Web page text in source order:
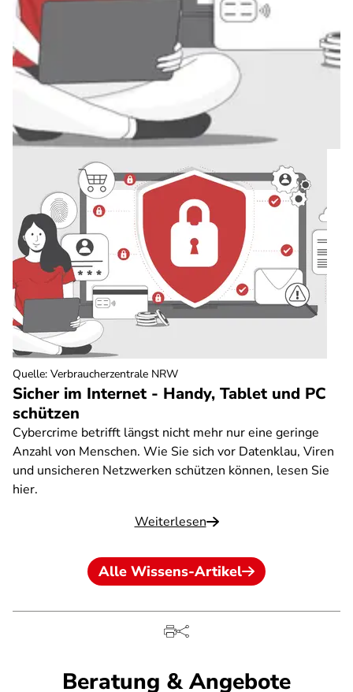
Sicher im Internet - Handy, Tablet und PC
schützen
Cybercrime betrifft längst nicht mehr nur eine geringe
Anzahl von Menschen. Wie Sie sich vor Datenklau, Viren
und unsicheren Netzwerken schützen können, lesen Sie
hier.
Weiterlesen
Quelle: Verbraucherzentrale NRW
Alle Wissens-Artikel
Beratung & Angebote